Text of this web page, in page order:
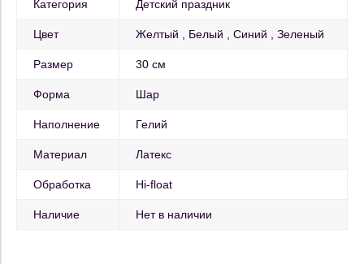
Категория Детский праздник
Цвет Желтый Белый Синий Зеленый
Размер 30 см
Форма Шар
Наполнение Гелий
Материал Латекс
Обработка Hi-float
Наличие Нет в наличии